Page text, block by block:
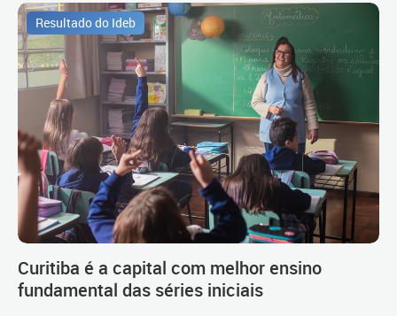
Resultado do Ideb
Curitiba é a capital com melhor ensino
fundamental das séries iniciais